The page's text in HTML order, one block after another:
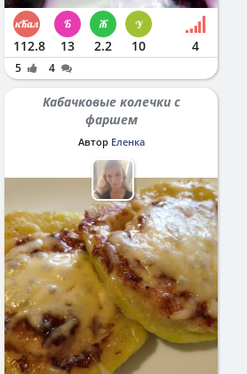
112.8 13 2.2 10 4
5 4
Кабачковые колечки с
фаршем
Автор Еленка